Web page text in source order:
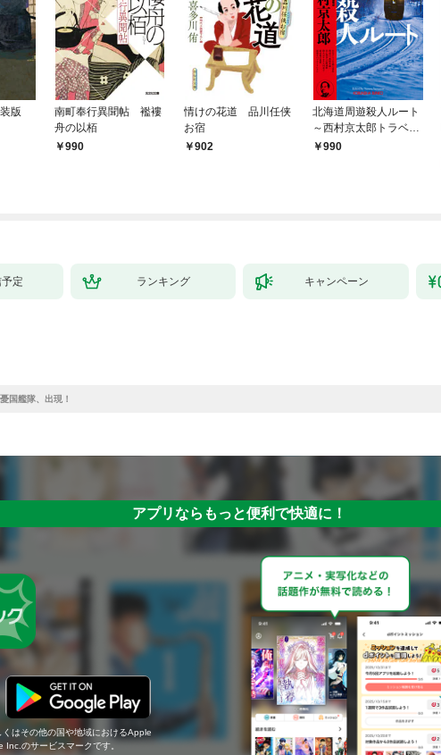
版
南町奉行異聞帖 襤褸
舟の以栢
990
情けの花道 品川任侠
お宿
902
北海道周遊殺人ルート
～西村京太郎トラベル
ミステリー・セレクシ
990
定 ランキング キャンペーン
国艦隊、出現！
アプリならもっと便利で快適に！
はその他の国や地域におけるApple
のサービスマークです。